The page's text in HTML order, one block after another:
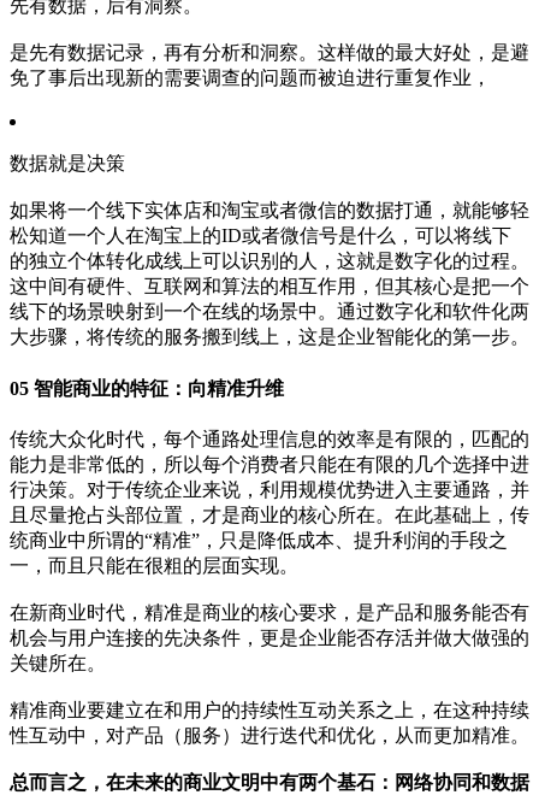
先有数据，后有洞察。
是先有数据记录，再有分析和洞察。这样做的最大好处，是避
免了事后出现新的需要调查的问题而被迫进行重复作业，
数据就是决策
如果将一个线下实体店和淘宝或者微信的数据打通，就能够轻
松知道一个人在淘宝上的ID或者微信号是什么，可以将线下
的独立个体转化成线上可以识别的人，这就是数字化的过程。
这中间有硬件、互联网和算法的相互作用，但其核心是把一个
线下的场景映射到一个在线的场景中。通过数字化和软件化两
大步骤，将传统的服务搬到线上，这是企业智能化的第一步。
05 智能商业的特征：向精准升维
传统大众化时代，每个通路处理信息的效率是有限的，匹配的
能力是非常低的，所以每个消费者只能在有限的几个选择中进
行决策。对于传统企业来说，利用规模优势进入主要通路，并
且尽量抢占头部位置，才是商业的核心所在。在此基础上，传
统商业中所谓的“精准”，只是降低成本、提升利润的手段之
一，而且只能在很粗的层面实现。
在新商业时代，精准是商业的核心要求，是产品和服务能否有
机会与用户连接的先决条件，更是企业能否存活并做大做强的
关键所在。
精准商业要建立在和用户的持续性互动关系之上，在这种持续
性互动中，对产品（服务）进行迭代和优化，从而更加精准。
总而言之，在未来的商业文明中有两个基石：网络协同和数据